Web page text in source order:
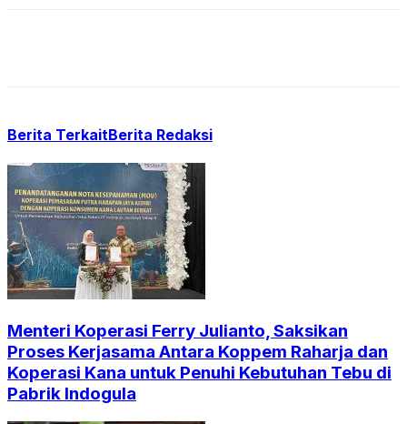
Berita TerkaitBerita Redaksi
Menteri Koperasi Ferry Julianto, Saksikan
Proses Kerjasama Antara Koppem Raharja dan
Koperasi Kana untuk Penuhi Kebutuhan Tebu di
Pabrik Indogula